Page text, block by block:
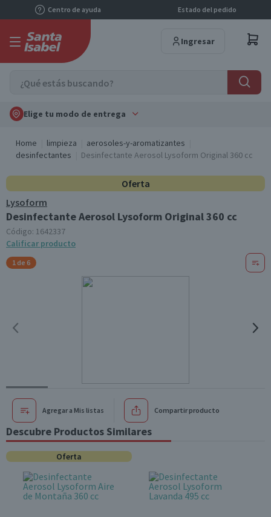
Centro de ayuda Estado del pedido
Ingresar
Elige tu modo de entrega
Home limpieza
aerosoles-y-aromatizantes
desinfectantes
Desinfectante Aerosol Lysoform Original 360 cc
Oferta
Lysoform
Desinfectante Aerosol Lysoform Original 360 cc
Código: 1642337
Calificar producto
1 de 6
Agregar a Mis listas Compartir producto
Descubre Productos Similares
Oferta